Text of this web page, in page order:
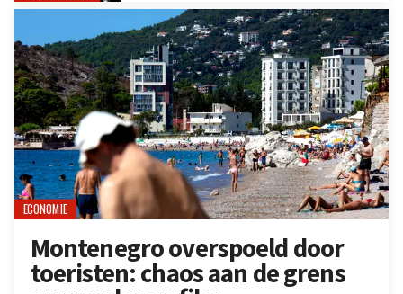
ECONOMIE
Montenegro overspoeld door
toeristen: chaos aan de grens